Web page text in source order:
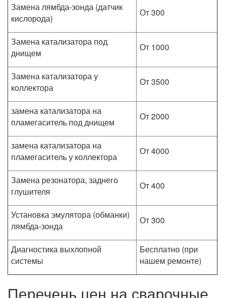
Замена лямбда-зонда (датчик
кислорода)
От 300
Замена катализатора под
днищем
От 1000
Замена катализатора у
коллектора
От 3500
замена катализатора на
пламегаситель под днищем
От 2000
замена катализатора на
пламегаситель у коллектора
От 4000
Замена резонатора, заднего
глушителя
От 400
Установка эмулятора (обманки)
лямбда-зонда
От 300
Диагностика выхлопной
системы
Бесплатно (при
нашем ремонте)
Перечень цен на сварочные